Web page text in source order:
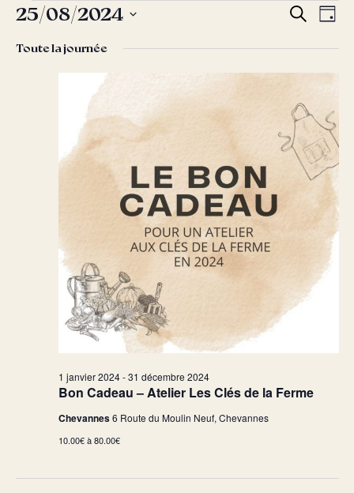
et
de
vues
Recherche
Jour
25/08/2024
une
Toute la journée
Bon Cadeau – Atelier Les Clés de la Ferme
1 janvier 2024-31 décembre 2024
Chevannes6 Route du Moulin Neuf, Chevannes
10.00€ à 80.00€